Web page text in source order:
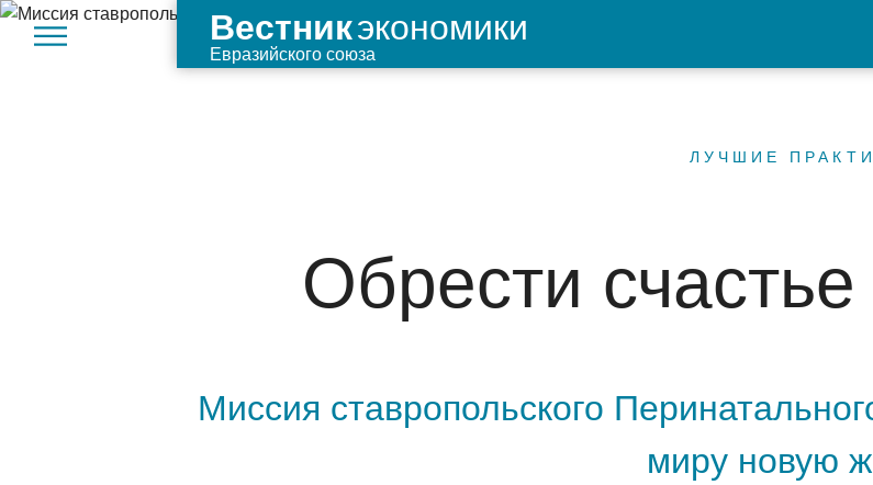
Вестникэкономики
Евразийского союза
ЛУЧШИЕ
Обрести
Миссия ставропольского
миру новую